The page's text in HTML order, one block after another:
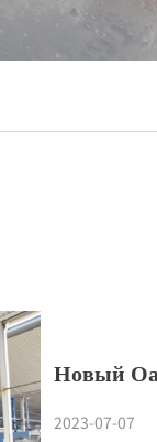
Новый
2023-07-07